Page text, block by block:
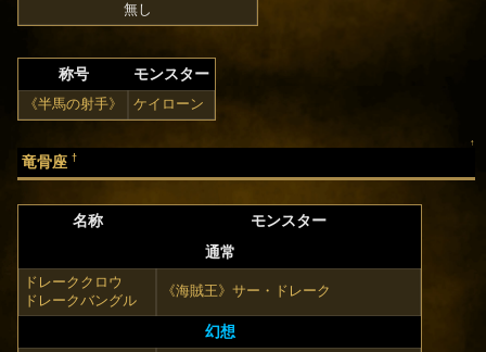
無し
称号 モンスター
《半馬の射手》 ケイローン
↑
竜骨座 †
名称
モンスター
通常
ドレーククロウ
ドレークバングル
《海賊王》サー・ドレーク
幻想